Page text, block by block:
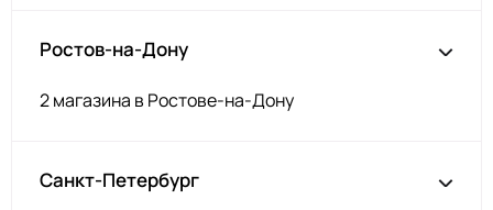
Ростов-на-Дону
2 магазина в Ростове-на-Дону
Санкт-Петербург